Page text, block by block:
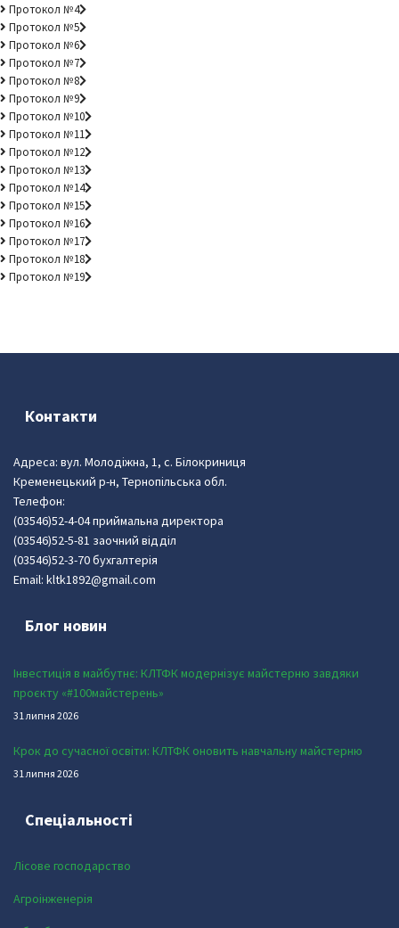
Протокол №4
Протокол №5
Протокол №6
Протокол №7
Протокол №8
Протокол №9
Протокол №10
Протокол №11
Протокол №12
Протокол №13
Протокол №14
Протокол №15
Протокол №16
Протокол №17
Протокол №18
Протокол №19
Контакти
Адреса: вул. Молодіжна, 1, с. Білокриниця
Кременецький р-н, Тернопільська обл.
Телефон:
(03546)52-4-04 приймальна директора
(03546)52-5-81 заочний відділ
(03546)52-3-70 бухгалтерія
Email: kltk1892@gmail.com
Блог новин
Інвестиція в майбутнє: КЛТФК модернізує майстерню завдяки
проєкту «#100майстерень»
31 липня 2026
Крок до сучасної освіти: КЛТФК оновить навчальну майстерню
31 липня 2026
Спеціальності
Лісове господарство
Агроінженерія